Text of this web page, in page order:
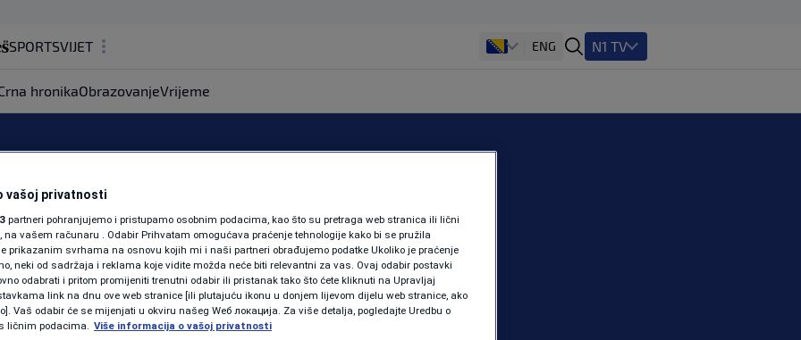
SPORTSVIJET
ZDRAVLJE
SHOWBIZ
PODCAST
N1 SPECIJAL
ENG N1 TV
hronikaObrazovanjeVrijeme
Trivić: Neću
Dodiku
18:38 | VIJESTI | 0 komentara
Više
vašoj privatnosti
partneri pohranjujemo i pristupamo osobnim podacima, kao što su pretraga web stranica ili lični
na vašem računaru . Odabir Prihvatam omogućava praćenje tehnologije kako bi se pružila
prikazanim svrhama na osnovu kojih mi i naši partneri obrađujemo podatke Ukoliko je praćenje
neki od sadržaja i reklama koje vidite možda neće biti relevantni za vas. Ovaj odabir postavki
odabrati i pritom promijeniti trenutni odabir ili pristanak tako što ćete kliknuti na Upravljaj
link na dnu ove web stranice [ili plutajuću ikonu u donjem lijevom dijelu web stranice, ako
Vaš odabir će se mijenjati u okviru našeg Wеб локација. Za više detalja, pogledajte Uredbu o
ličnim podacima. Više informacija o vašoj privatnosti